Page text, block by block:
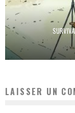
LAISSER UN